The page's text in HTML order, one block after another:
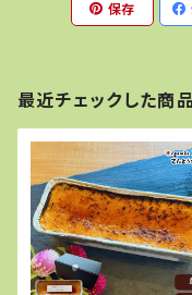
保存
最近チェックした商品